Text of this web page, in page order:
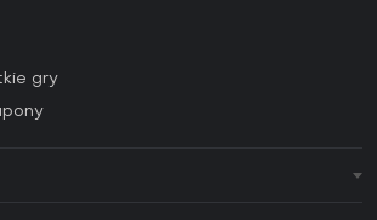
gry